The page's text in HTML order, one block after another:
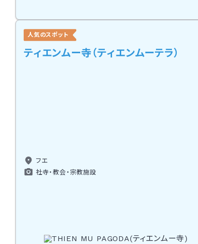
立つ。帝廟内部
ティエンムー寺（ティエンムーテラ）
人気のスポット
フエ
社寺・教会・宗教施設